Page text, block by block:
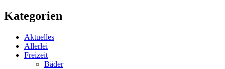
Kategorien
Aktuelles
Allerlei
Freizeit
Bäder